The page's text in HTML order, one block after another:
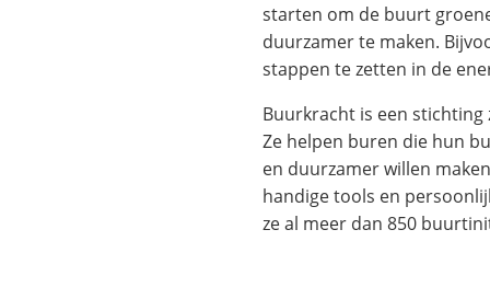
starten om de buurt
duurzamer te maken.
stappen te zetten in de
Buurkracht is een
Ze helpen buren die hun
en duurzamer willen
handige tools en
ze al meer dan 850